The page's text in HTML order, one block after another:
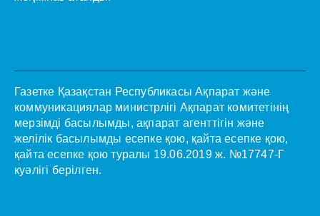
Газетке Қазақстан Республикасы Ақпарат және
коммуникациялар министрлігі Ақпарат комитетінің
мерзімді басылымды, ақпарат агенттігін және
желілік басылымды есепке қою, қайта есепке қою,
қайта есепке қою туралы 19.06.2019 ж. №17747-Г
куәлігі берілген.